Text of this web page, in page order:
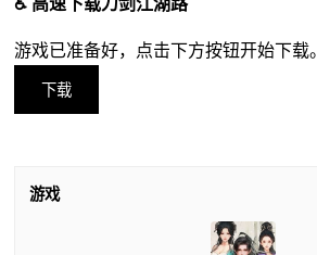
游戏已准备好，点击下方按钮开始下载。
下载
游戏